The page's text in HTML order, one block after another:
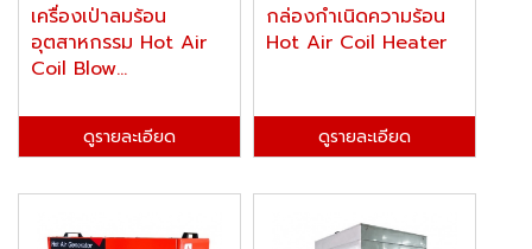
เครื่องเป่าลมร้อน
อุตสาหกรรม Hot Air
Coil Blow...
ดูรายละเอียด
กล่องกำเนิดความร้อน
Hot Air Coil Heater
ดูรายละเอียด